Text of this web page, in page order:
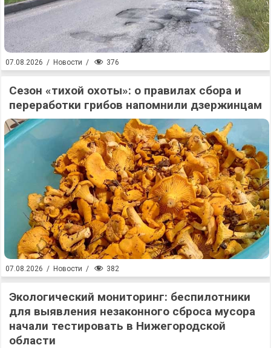
07.08.2026 / Новости / 376
Сезон «тихой охоты»: о правилах сбора и
переработки грибов напомнили дзержинцам
07.08.2026 / Новости / 382
Экологический мониторинг: беспилотники
для выявления незаконного сброса мусора
начали тестировать в Нижегородской
области